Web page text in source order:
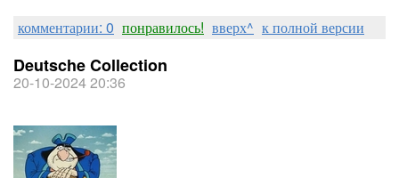
комментарии: 0 понравилось! вверх^ к полной версии
Deutsche Collection
20-10-2024 20:36